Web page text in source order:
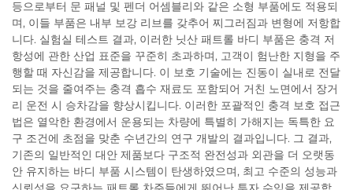
등으로부터 문 패널 및 펜더 어셈블리와 같은 소형 부품에도 적용되
며, 이들 부품은 내부 보강 리브를 갖추어 찌그러짐과 변형에 저항합
니다. 실험실 테스트 결과, 이러한 닛산 패트롤 바디 부품은 충격 저
항성에 관한 산업 표준을 꾸준히 초과하며, 고객이 험난한 지형을 주
행할 때 자신감을 제공합니다. 이 보호 기술에는 진동이 실내로 전달
되는 것을 줄여주는 충격 흡수 재료도 포함되어 거친 노면에서 장거
리 운전 시 승차감을 향상시킵니다. 이러한 포괄적인 충격 보호 접근
법은 열악한 환경에서 운용되는 차량에 특별히 가해지는 독특한 요
구 조건에 초점을 맞춘 수년간의 연구 개발의 결과입니다. 그 결과,
기존의 일반적인 대안 제품보다 구조적 완전성과 외관을 더 오랫동
안 유지하는 바디 부품 시스템이 탄생하였으며, 최고 수준의 성능과